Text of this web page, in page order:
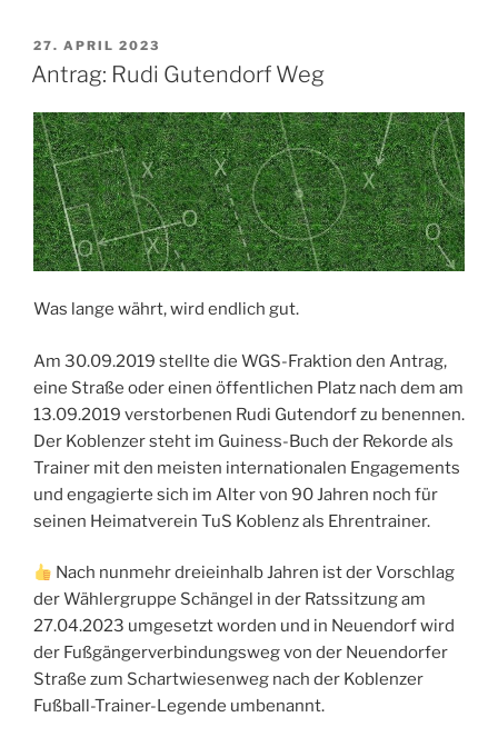
Koblenz“
VERÖFFENTLICHT
AM
27. APRIL 2023
Antrag: Rudi Gutendorf Weg
Was lange währt, wird endlich gut.
Am 30.09.2019 stellte die WGS-Fraktion den Antrag,
eine Straße oder einen öffentlichen Platz nach dem am
13.09.2019 verstorbenen Rudi Gutendorf zu benennen.
Der Koblenzer steht im Guiness-Buch der Rekorde als
Trainer mit den meisten internationalen Engagements
und engagierte sich im Alter von 90 Jahren noch für
seinen Heimatverein TuS Koblenz als Ehrentrainer.
Nach nunmehr dreieinhalb Jahren ist der Vorschlag
der Wählergruppe Schängel in der Ratssitzung am
27.04.2023 umgesetzt worden und in Neuendorf wird
der Fußgängerverbindungsweg von der Neuendorfer
Straße zum Schartwiesenweg nach der Koblenzer
Fußball-Trainer-Legende umbenannt.